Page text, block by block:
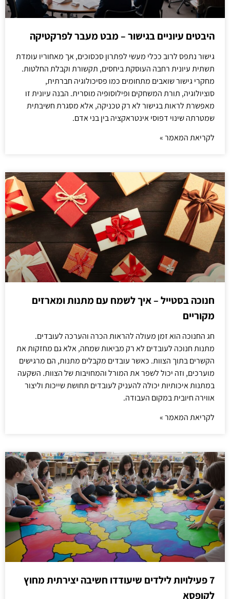
היבטים עיוניים בגישור – מבט מעבר לפרקטיקה
גישור נתפס לרוב ככלי מעשי לפתרון סכסוכים, אך מאחוריו עומדת
תשתית עיונית רחבה העוסקת ביחסים, תקשורת וקבלת החלטות.
מחקרי גישור שואבים מתחומים כמו פסיכולוגיה חברתית,
סוציולוגיה, תורת המשחקים ופילוסופיה מוסרית. הבנה עיונית זו
מאפשרת לראות בגישור לא רק טכניקה, אלא מסגרת חשיבתית
שמטרתה שינוי דפוסי אינטראקציה בין בני אדם.
לקריאת המאמר »
חנוכה בסטייל – איך לשמח עם מתנות ומארזים
מקוריים
חג החנוכה הוא זמן מעולה להראות הכרה והערכה לעובדים.
מתנות חנוכה לעובדים לא רק מביאות שמחה, אלא גם מחזקות את
הקשרים בתוך הצוות. כאשר עובדים מקבלים מתנות, הם מרגישים
מוערכים, וזה יכול לשפר את המורל והמחויבות של הצוות. השקעה
במתנות איכותיות יכולה להעניק לעובדים תחושת שייכות וליצור
אווירה חיובית במקום העבודה.
לקריאת המאמר »
7 פעילויות לילדים שיעודדו חשיבה יצירתית מחוץ
לקופסא